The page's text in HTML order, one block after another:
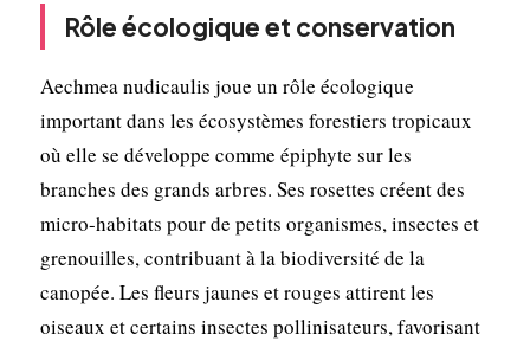
Rôle écologique et conservation
Aechmea nudicaulis joue un rôle écologique
important dans les écosystèmes forestiers tropicaux
où elle se développe comme épiphyte sur les
branches des grands arbres. Ses rosettes créent des
micro-habitats pour de petits organismes, insectes et
grenouilles, contribuant à la biodiversité de la
canopée. Les fleurs jaunes et rouges attirent les
oiseaux et certains insectes pollinisateurs, favorisant